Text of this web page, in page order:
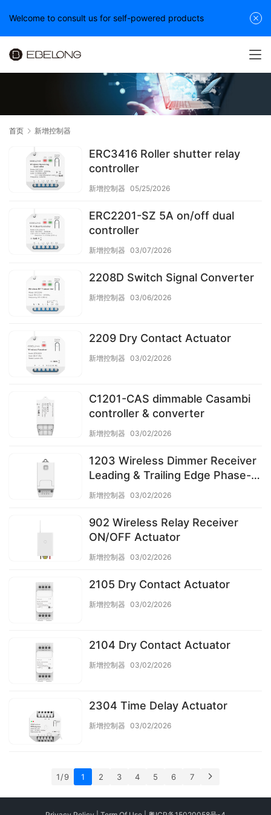
首页 新增控制器
ERC3416 Roller shutter relay
controller
新增控制器 05/25/2026
ERC2201-SZ 5A on/off dual
controller
新增控制器 03/07/2026
2208D Switch Signal Converter
新增控制器 03/06/2026
2209 Dry Contact Actuator
新增控制器 03/02/2026
C1201-CAS dimmable Casambi
controller & converter
新增控制器 03/02/2026
1203 Wireless Dimmer Receiver
Leading & Trailing Edge Phase-
cut
新增控制器 03/02/2026
902 Wireless Relay Receiver
ON/OFF Actuator
新增控制器 03/02/2026
2105 Dry Contact Actuator
新增控制器 03/02/2026
2104 Dry Contact Actuator
新增控制器 03/02/2026
2304 Time Delay Actuator
新增控制器 03/02/2026
1 / 9 1 2 3 4 5 6 7
Welcome to consult us for self-powered products